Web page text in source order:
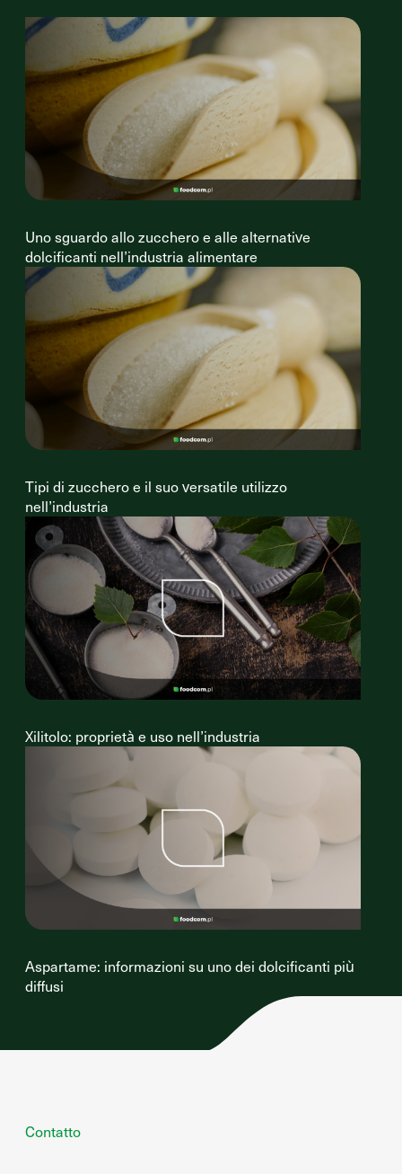
Uno sguardo allo zucchero e alle alternative
dolcificanti nell’industria alimentare
Tipi di zucchero e il suo versatile utilizzo
nell’industria
Xilitolo: proprietà e uso nell’industria
Aspartame: informazioni su uno dei dolcificanti più
diffusi
Contatto